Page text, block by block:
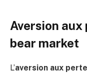
Aversion aux
bear market
L’aversion aux